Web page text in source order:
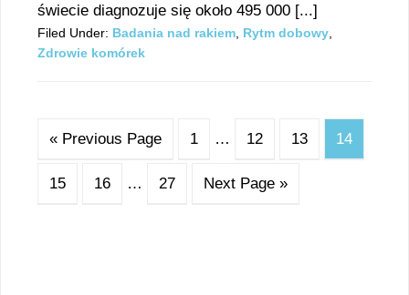
świecie diagnozuje się około 495 000 [...]
Filed Under: Badania nad rakiem Rytm dobowy
Zdrowie komórek
« Previous Page 1 … 12 13 14
15 16 … 27 Next Page »